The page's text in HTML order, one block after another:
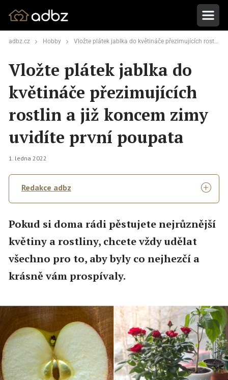
adbz.cz Hobby Vložte plátek jablka do květináče přezimujících rostlin a již koncem zimy uvidíte první poupata
Vložte plátek jablka do
květináče přezimujících
rostlin a již koncem zimy
uvidíte první poupata
1. ledna 2022
Redakce adbz
Pokud si doma rádi pěstujete nejrůznější
květiny a rostliny, chcete vždy udělat
všechno pro to, aby byly co nejhezčí a
krásně vám prospívaly.